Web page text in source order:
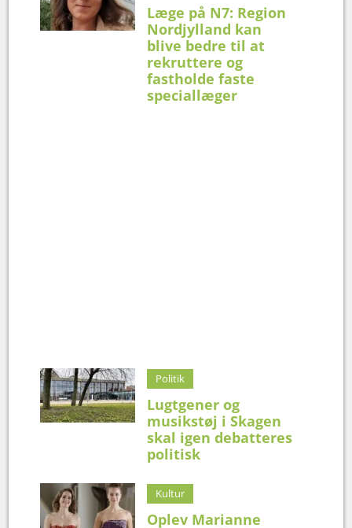
Læge på N7: Region
Nordjylland kan
blive bedre til at
rekruttere og
fastholde faste
speciallæger
Politik
Lugtgener og
musikstøj i Skagen
skal igen debatteres
politisk
Kultur
Oplev Marianne